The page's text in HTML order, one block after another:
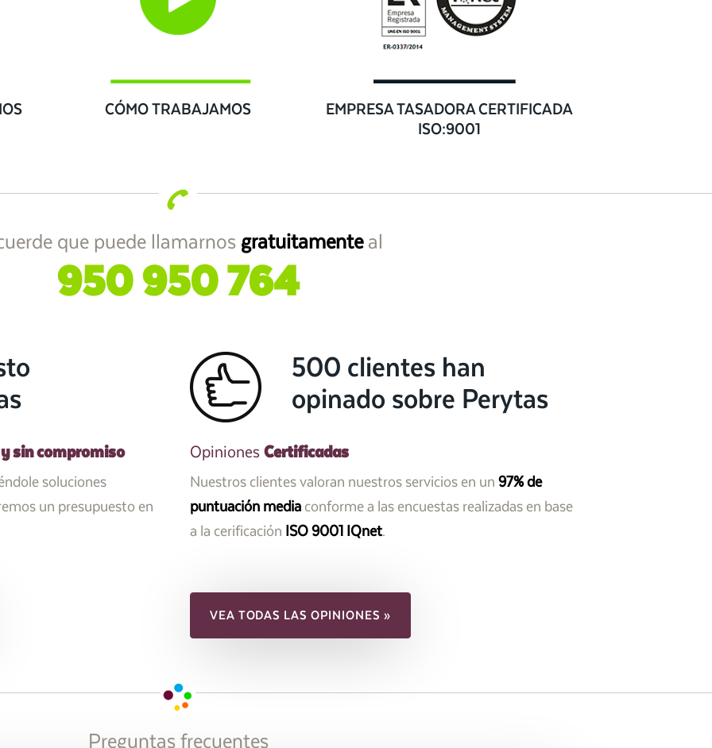
CÓMO TRABAJAMOS
EMPRESA TASADORA CERTIFICADA
ISO:9001
que puede llamarnos gratuitamenteal
950 950 764
sin compromiso
soluciones
un presupuesto en
500 clientes han
opinado sobre Perytas
Opiniones Certificadas
Nuestros clientes valoran nuestros servicios en un 97% de
puntuación mediaconforme a las encuestas realizadas en base
a la cerificación ISO 9001 IQnet.
VEA TODAS LAS OPINIONES »
Preguntas frecuentes